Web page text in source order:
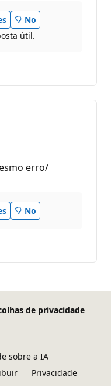
No
útil.
erro/
No
de privacidade
sobre a IA
Privacidade